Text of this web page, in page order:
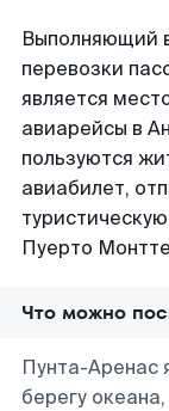
Выполняющий
перевозки
является
авиарейсы в
пользуются
авиабилет,
Пуерто
Что можно
Пунта-Аренас
берегу